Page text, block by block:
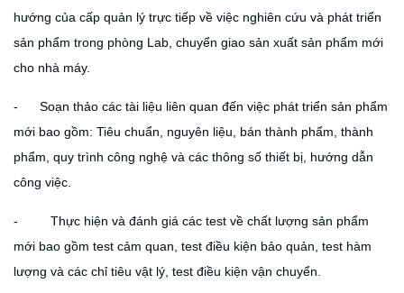
hướng của cấp quản lý trực tiếp về việc nghiên cứu và phát triển
sản phẩm trong phòng Lab, chuyển giao sản xuất sản phẩm mới
cho nhà máy.
- Soạn thảo các tài liệu liên quan đến việc phát triển sản phẩm
mới bao gồm: Tiêu chuẩn, nguyên liệu, bán thành phẩm, thành
phẩm, quy trình công nghệ và các thông số thiết bị, hướng dẫn
công việc.
- Thực hiện và đánh giá các test về chất lượng sản phẩm
mới bao gồm test cảm quan, test điều kiện bảo quản, test hàm
lượng và các chỉ tiêu vật lý, test điều kiện vận chuyển.